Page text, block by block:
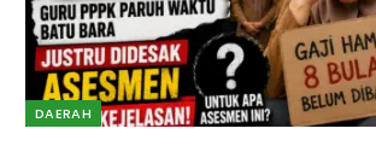
DAERAH